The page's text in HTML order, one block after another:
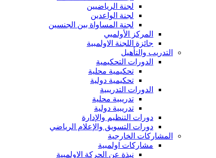
لجنة الرياضيين
لجنة الواعدين
لجنة المساواة بين الجنسين
المركز الأولمبي
جائزة اللجنة الاولمبية
التدريب والتأهيل
الدورات التحكيمية
تحكيمية محلية
تحكيمية دولية
الدورات التدريبية
تدريبية محلية
تدريبية دولية
دورات التنظيم والإدارة
دورات التسويق والإعلام الرياضي
المشاركات الخارجية
مشاركات اولمبية
نبذة عن الحركة الاولمبية